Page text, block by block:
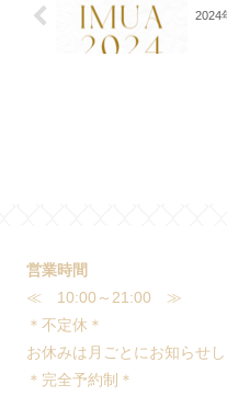
2024
営業時間
≪ 10:00～21:00 ≫
＊不定休＊
お休みは月ごとにお知らせ
＊完全予約制＊